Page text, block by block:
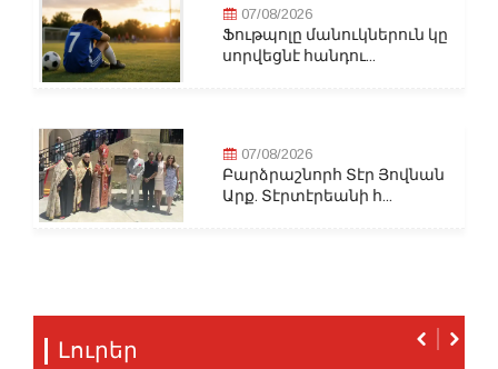
07/08/2026
Ֆութպոլը մանուկներուն կը
սորվեցնէ հանդու...
07/08/2026
Բարձրաշնորհ Տէր Յովնան
Արք. Տէրտէրեանի հ...
Լուրեր